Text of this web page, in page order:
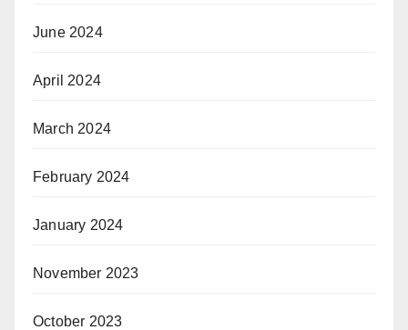
June 2024
April 2024
March 2024
February 2024
January 2024
November 2023
October 2023